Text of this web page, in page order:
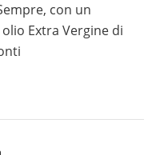
con un
Extra Vergine di